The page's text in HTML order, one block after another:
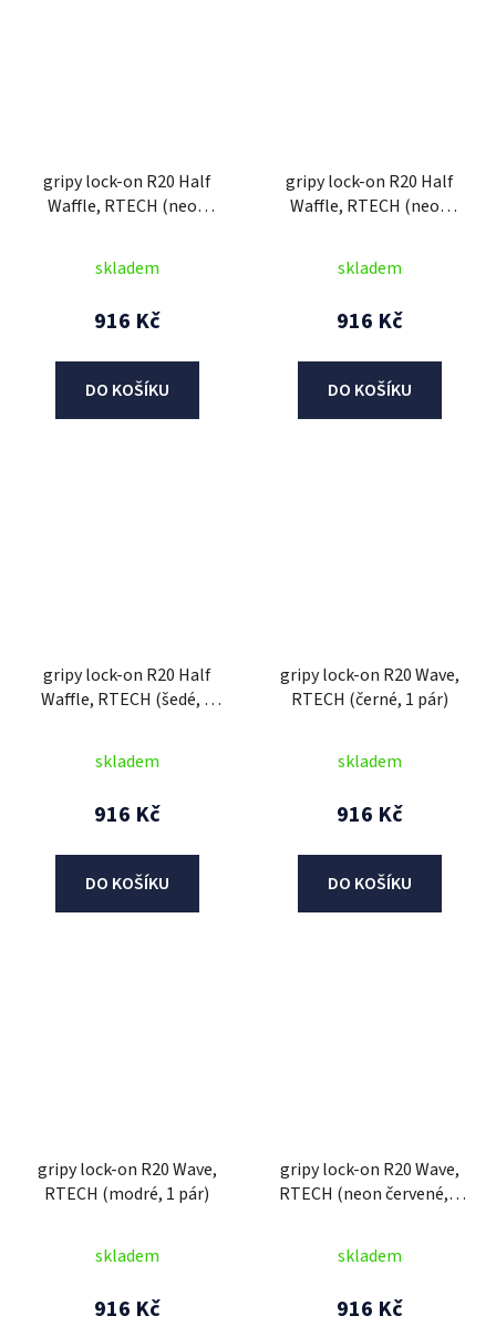
gripy lock-on R20 Half
Waffle, RTECH (neon
skladem
916 Kč
DO KOŠÍKU
gripy lock-on R20 Half
Waffle, RTECH (neon
skladem
916 Kč
DO KOŠÍKU
gripy lock-on R20 Half
Waffle, RTECH (šedé, 1
skladem
916 Kč
DO KOŠÍKU
gripy lock-on R20 Wave,
RTECH (černé, 1 pár)
skladem
916 Kč
DO KOŠÍKU
gripy lock-on R20 Wave,
RTECH (modré, 1 pár)
skladem
916 Kč
gripy lock-on R20 Wave,
RTECH (neon červené, 1
skladem
916 Kč